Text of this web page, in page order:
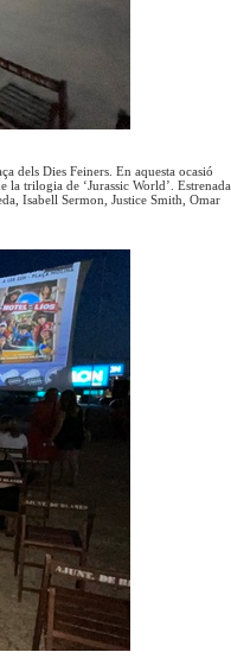
dels Dies Feiners. En aquesta ocasió
la trilogia de ‘Jurassic World’. Estrenada
Isabell Sermon, Justice Smith, Omar